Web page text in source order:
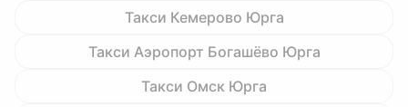
Такси Кемерово Юрга
Такси Аэропорт Богашёво Юрга
Такси Омск Юрга